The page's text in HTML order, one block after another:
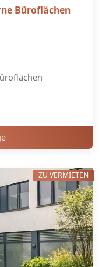
Büroflächen
ZU VERMIETEN